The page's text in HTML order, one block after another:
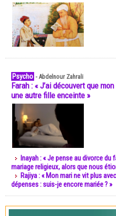
Psycho -Abdelnour Zahrali
Farah : « J’ai découvert que
une autre fille enceinte »
Inayah : « Je pense au divorce
mariage religieux, alors que nous
Rajiya : « Mon mari ne vit plus
dépenses : suis-je encore mariée ? »